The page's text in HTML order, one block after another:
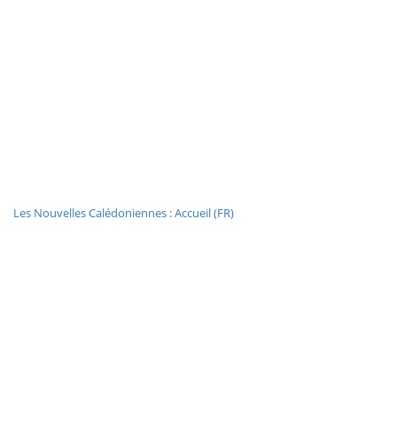
Les Nouvelles Calédoniennes : Accueil (FR)